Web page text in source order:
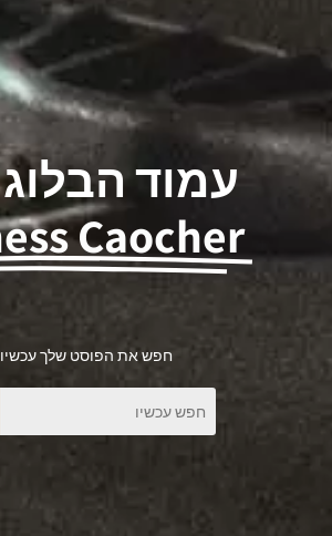
עמוד
Caocher
חפש את הפוסט שלך